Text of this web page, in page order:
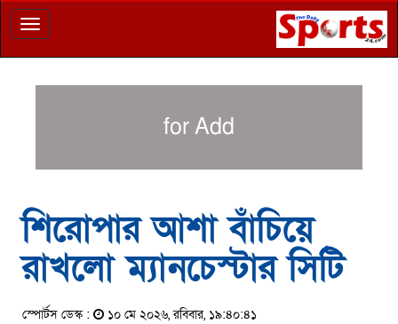
Toggle
navigation
for Add
শিরোপার আশা বাঁচিয়ে
রাখলো ম্যানচেস্টার সিটি
স্পোর্টস ডেস্ক : ১০ মে ২০২৬, রবিবার, ১৯:৪০:৪১